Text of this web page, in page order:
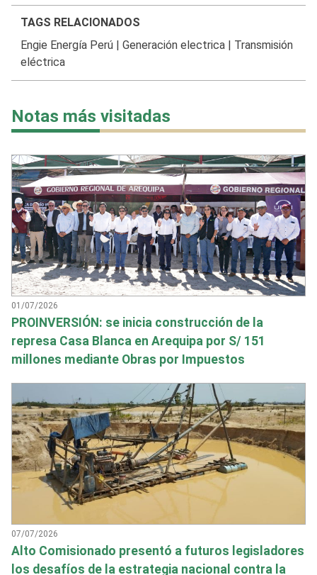
TAGS RELACIONADOS
Engie Energía Perú| Generación electrica| Transmisión
eléctrica
Notas más visitadas
01/07/2026
PROINVERSIÓN: se inicia construcción de la
represa Casa Blanca en Arequipa por S/ 151
millones mediante Obras por Impuestos
07/07/2026
Alto Comisionado presentó a futuros legisladores
los desafíos de la estrategia nacional contra la